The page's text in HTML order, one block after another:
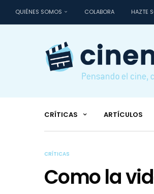
QUIÉNES SOMOS COLABORA HAZTE
CRÍTICAS ARTÍCULOS
CRÍTICAS
Como la